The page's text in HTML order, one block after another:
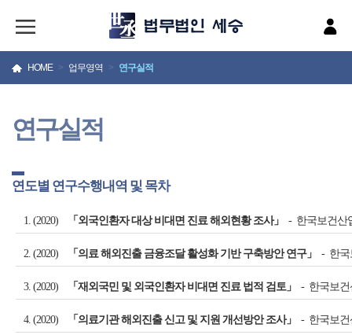
HOME > 업무영역 > 연구실적
연구실적
연도별 연구수행내역 및 목차
1. (2020) 「외국인환자 대상 비대면 진료 해외현황 조사」 - 한국보건산
2. (2020) 「의료 해외진출 금융조달 활성화 기반 구축방안 연구」 - 한국
3. (2020) 「재외국민 및 외국인환자 비대면 진료 법적 검토」 - 한국보건
4. (2020) 「의료기관 해외진출 신고 및 지원 개선방안 조사」 - 한국보건